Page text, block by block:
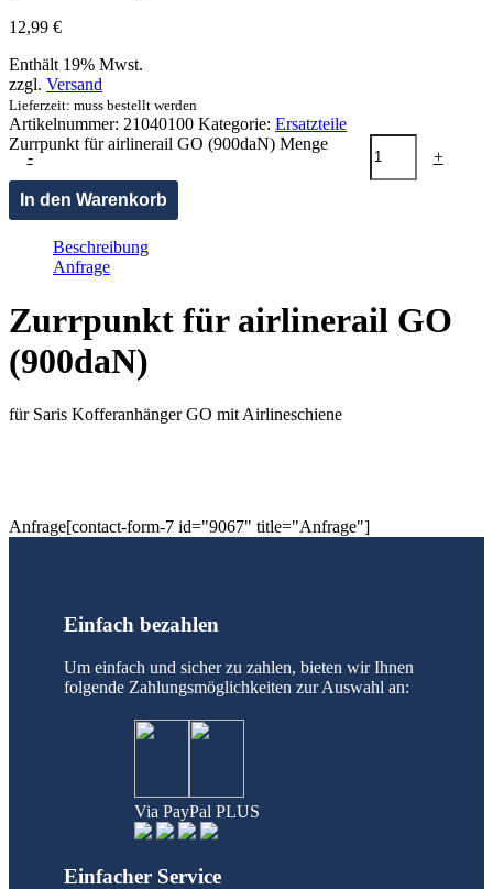
12,99 €
Enthält 19% Mwst.
zzgl. Versand
Lieferzeit: muss bestellt werden
Artikelnummer: 21040100 Kategorie: Ersatzteile
-
Zurrpunkt für airlinerail GO (900daN) Menge
+
In den Warenkorb
Beschreibung
Anfrage
Zurrpunkt für airlinerail GO
(900daN)
für Saris Kofferanhänger GO mit Airlineschiene
Anfrage[contact-form-7 id="9067" title="Anfrage"]
Einfach bezahlen
Um einfach und sicher zu zahlen, bieten wir Ihnen
folgende Zahlungsmöglichkeiten zur Auswahl an:
Via PayPal PLUS
Einfacher Service